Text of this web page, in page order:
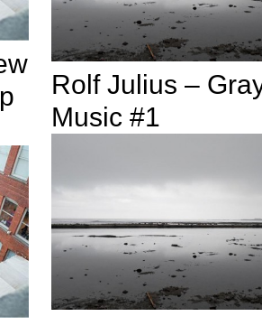
Rolf Julius –
Music #1